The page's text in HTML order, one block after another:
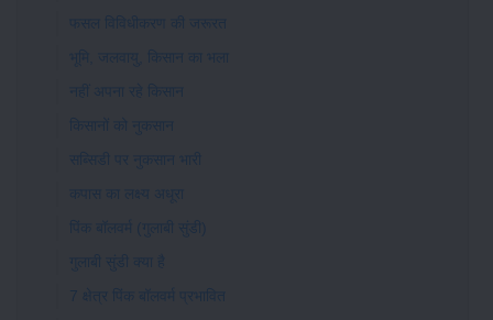
फसल विविधीकरण की जरूरत
भूमि, जलवायु, किसान का भला
नहीं अपना रहे किसान
किसानों को नुकसान
सब्सिडी पर नुकसान भारी
कपास का लक्ष्य अधूरा
पिंक बॉलवर्म (गुलाबी सुंडी)
गुलाबी सुंडी क्या है
7 क्षेत्र पिंक बॉलवर्म प्रभावित